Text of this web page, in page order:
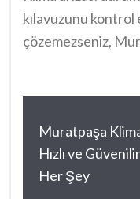
kılavuzunu kontrol
çözemezseniz,
Muratpaşa
Hızlı ve
Her Şey